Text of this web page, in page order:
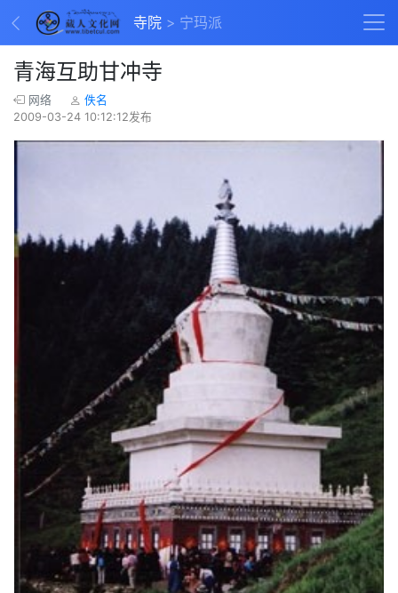
寺院 宁玛派
青海互助甘冲寺
网络
佚名
2009-03-24 10:12:12发布